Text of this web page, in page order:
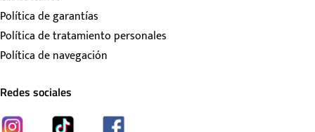
Política de garantías
Política de tratamiento personales
Política de navegación
Redes sociales